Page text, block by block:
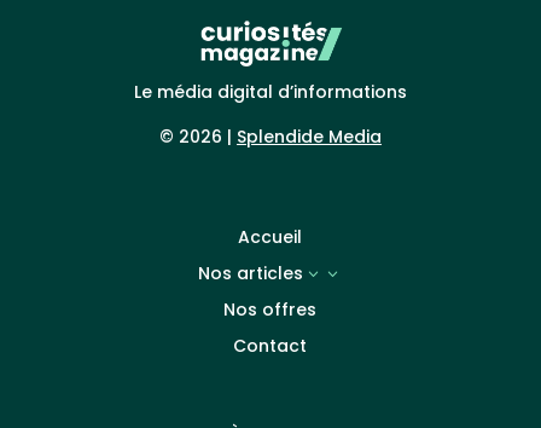
Le média digital d’informations
© 2026 | Splendide Media
Accueil
Nos articles
3
Nos offres
Contact